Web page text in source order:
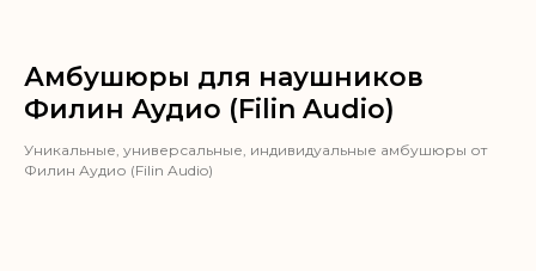
Амбушюры для наушников
Филин Аудио (Filin Audio)
Уникальные, универсальные, индивидуальные амбушюры от
Филин Аудио (Filin Audio)